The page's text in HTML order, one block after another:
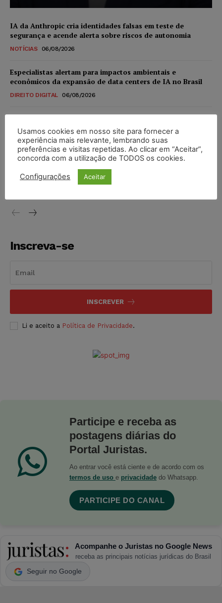
IA da Anthropic cria identidades falsas em teste de
segurança e acende alerta sobre riscos de autonomia
NOTÍCIAS 06/08/2026
Especialistas alertam para impactos ambientais e
econômicos da expansão de data centers de IA no Brasil
DIREITO DIGITAL 06/08/2026
invioláveis após assinatura digital e lacração
NOTÍCIAS 06/08/2026
STF inicia julgamento sobre constitucionalidade da
proibição dos jogos de azar no Brasil
Inscreva-se
INSCREVER
Li e aceito a Política de Privacidade.
Participe e receba as
postagens diárias do
Portal Juristas.
Ao entrar você está ciente e de acordo com os
termos de uso e privacidade do Whatsapp.
PARTICIPE DO CANAL
Acompanhe o Juristas no Google News
receba as principais notícias jurídicas do Brasil
Seguir no Google
Usamos cookies em nosso site para fornecer a
experiência mais relevante, lembrando suas
preferências e visitas repetidas. Ao clicar em “Aceitar”,
concorda com a utilização de TODOS os cookies.
Configurações Aceitar